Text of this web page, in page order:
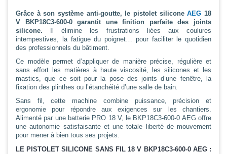
Grâce à son système anti-goutte, le pistolet siliconeAEG 18
V BKP18C3-600-0 garantit une finition parfaite des joints
silicone. Il élimine les frustrations liées aux coulures
intempestives, la fatigue du poignet… pour faciliter le quotidien
des professionnels du bâtiment.
Ce modèle permet d’appliquer de manière précise, régulière et
sans effort les matières à haute viscosité, les silicones et les
mastics, que ce soit pour la pose des joints d’une fenêtre, la
fixation des plinthes ou l’étanchéité d’une salle de bain.
Sans fil, cette machine combine puissance, précision et
ergonomie pour répondre aux exigences sur les chantiers.
Alimenté par une batterie PRO 18 V, le BKP18C3-600-0 AEG offre
une autonomie satisfaisante et une totale liberté de mouvement
pour mener à bien tous ses projets.
LE PISTOLET SILICONE SANS FIL 18 V BKP18C3-600-0 AEG :